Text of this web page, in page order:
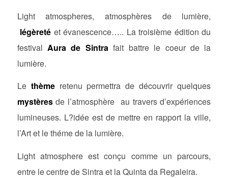
Light atmospheres, atmosphères de lumière,
légèreté et évanescence….. La troisième édition du
festivalAura de Sintrafait battre le coeur de la
lumière.
Le thèmeretenu permettra de découvrir quelques
mystèresde l’atmosphère au travers d’expériences
lumineuses. L?idée est de mettre en rapport la ville,
l’Art et le théme de la lumière.
Light atmosphere est conçu comme un parcours,
entre le centre de Sintra et la Quinta da Regaleira.